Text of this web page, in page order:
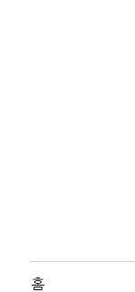
홈